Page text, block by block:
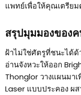
แพทย์เพื่อให้คุณเตรียม
สรุปมุมมองของ
ฝ้าไม่ใช่ศัตรูที่ชนะได้ด้
อ่านจังหวะให้ออก
Thonglor วางแผนมา
Laser แบบประคอง ผ